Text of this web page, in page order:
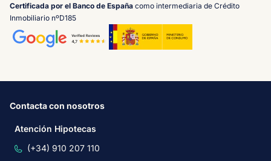
Certificada por el Banco de España como intermediaria de Crédito
Inmobiliario nºD185
Contacta con nosotros
Atención Hipotecas
(+34) 910 207 110